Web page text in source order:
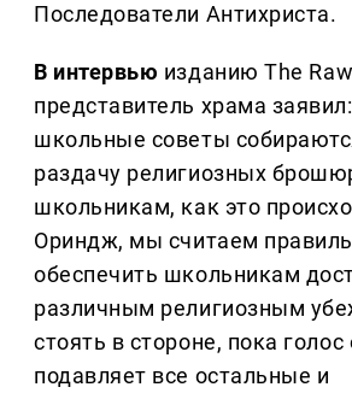
Последователи Антихриста.
В интервью изданию The
представитель храма
школьные советы
раздачу религиозных
школьникам, как это
Ориндж, мы считаем
обеспечить школьникам
различным религиозным
стоять в стороне, пока
подавляет все остальные и